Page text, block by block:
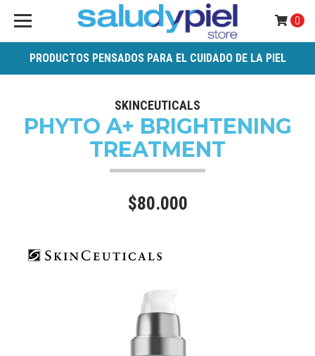
PRODUCTOS PENSADOS PARA EL CUIDADO DE LA PIEL
0
SKINCEUTICALS
PHYTO A+ BRIGHTENING
TREATMENT
$80.000